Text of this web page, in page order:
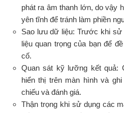
phát ra âm thanh lớn, do vậy
yên tĩnh để tránh làm phiền
Sao lưu dữ liệu: Trước khi
liệu quan trọng của bạn để
cố.
Quan sát kỹ lưỡng kết quả:
hiển thị trên màn hình và
chiếu và đánh giá.
Thận trọng khi sử dụng các